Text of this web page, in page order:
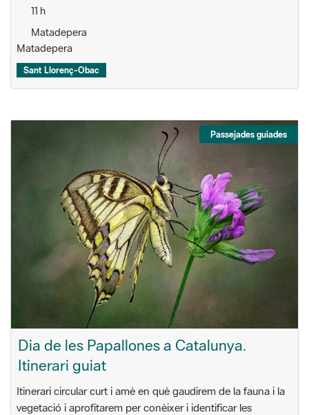
11 h
Matadepera
Matadepera
Sant Llorenç-Obac
Passejades guiades
Dia de les Papallones a Catalunya.
Itinerari guiat
Itinerari circular curt i amè en què gaudirem de la fauna i la
vegetació i aprofitarem per conèixer i identificar les